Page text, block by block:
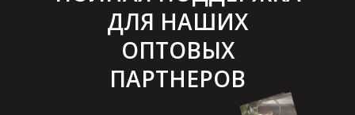
ДЛЯ НАШИХ
ОПТОВЫХ
ПАРТНЕРОВ